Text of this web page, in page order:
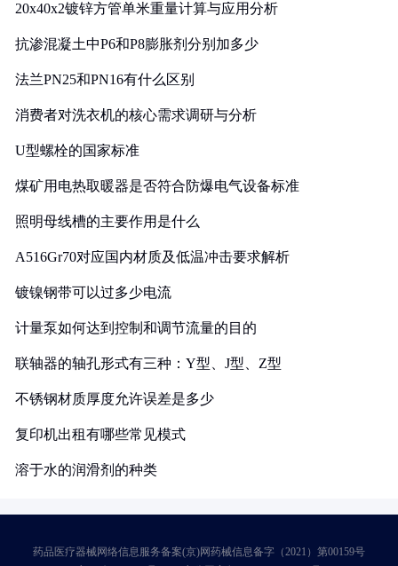
20x40x2镀锌方管单米重量计算与应用分析
抗渗混凝土中P6和P8膨胀剂分别加多少
法兰PN25和PN16有什么区别
消费者对洗衣机的核心需求调研与分析
U型螺栓的国家标准
煤矿用电热取暖器是否符合防爆电气设备标准
照明母线槽的主要作用是什么
A516Gr70对应国内材质及低温冲击要求解析
镀镍钢带可以过多少电流
计量泵如何达到控制和调节流量的目的
联轴器的轴孔形式有三种：Y型、J型、Z型
不锈钢材质厚度允许误差是多少
复印机出租有哪些常见模式
溶于水的润滑剂的种类
药品医疗器械网络信息服务备案(京)网药械信息备字（2021）第00159号